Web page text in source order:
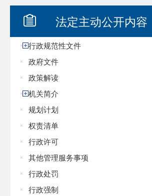
法定主动公开内容
行政规范性文件
政府文件
政策解读
机关简介
规划计划
权责清单
行政许可
其他管理服务事项
行政处罚
行政强制